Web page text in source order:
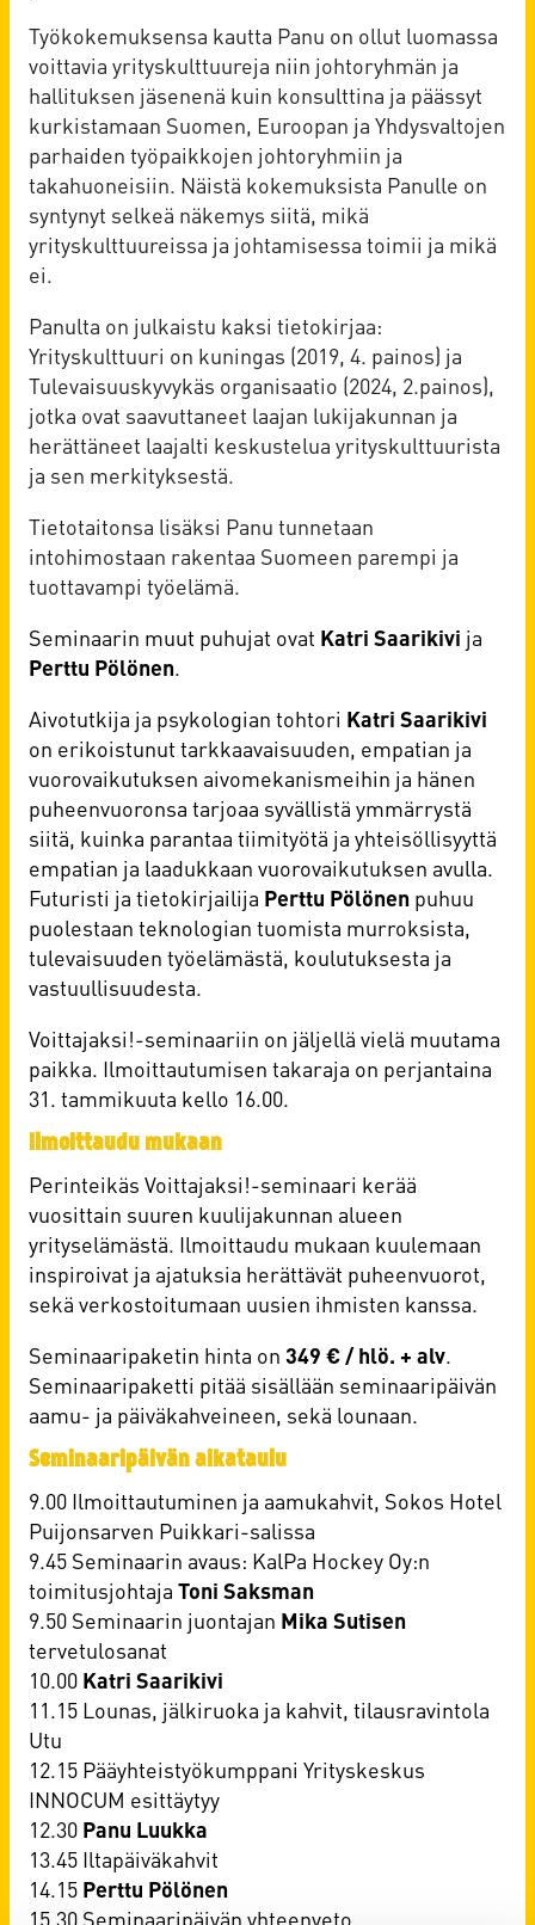
Työkokemuksensa kautta Panu on ollut luomassa
voittavia yrityskulttuureja niin johtoryhmän ja
hallituksen jäsenenä kuin konsulttina ja päässyt
kurkistamaan Suomen, Euroopan ja Yhdysvaltojen
parhaiden työpaikkojen johtoryhmiin ja
takahuoneisiin. Näistä kokemuksista Panulle on
syntynyt selkeä näkemys siitä, mikä
yrityskulttuureissa ja johtamisessa toimii ja mikä
ei.
Panulta on julkaistu kaksi tietokirjaa:
Yrityskulttuuri on kuningas (2019, 4. painos) ja
Tulevaisuuskyvykäs organisaatio (2024, 2.painos),
jotka ovat saavuttaneet laajan lukijakunnan ja
herättäneet laajalti keskustelua yrityskulttuurista
ja sen merkityksestä.
Tietotaitonsa lisäksi Panu tunnetaan
intohimostaan rakentaa Suomeen parempi ja
tuottavampi työelämä.
Seminaarin muut puhujat ovat Katri Saarikivi ja
Perttu Pölönen.
Aivotutkija ja psykologian tohtori Katri Saarikivi
on erikoistunut tarkkaavaisuuden, empatian ja
vuorovaikutuksen aivomekanismeihin ja hänen
puheenvuoronsa tarjoaa syvällistä ymmärrystä
siitä, kuinka parantaa tiimityötä ja yhteisöllisyyttä
empatian ja laadukkaan vuorovaikutuksen avulla.
Futuristi ja tietokirjailija Perttu Pölönen puhuu
puolestaan teknologian tuomista murroksista,
tulevaisuuden työelämästä, koulutuksesta ja
vastuullisuudesta.
Voittajaksi!-seminaariin on jäljellä vielä muutama
paikka. Ilmoittautumisen takaraja on perjantaina
31. tammikuuta kello 16.00.
Ilmoittaudu mukaan
Perinteikäs Voittajaksi!-seminaari kerää
vuosittain suuren kuulijakunnan alueen
yrityselämästä. Ilmoittaudu mukaan kuulemaan
inspiroivat ja ajatuksia herättävät puheenvuorot,
sekä verkostoitumaan uusien ihmisten kanssa.
Seminaaripaketin hinta on 349 € / hlö. + alv.
Seminaaripaketti pitää sisällään seminaaripäivän
aamu- ja päiväkahveineen, sekä lounaan.
Seminaaripäivän aikataulu
9.00 Ilmoittautuminen ja aamukahvit, Sokos Hotel
Puijonsarven Puikkari-salissa
9.45 Seminaarin avaus: KalPa Hockey Oy:n
toimitusjohtaja Toni Saksman
9.50 Seminaarin juontajan Mika Sutisen
tervetulosanat
10.00 Katri Saarikivi
11.15 Lounas, jälkiruoka ja kahvit, tilausravintola
Utu
12.15 Pääyhteistyökumppani Yrityskeskus
INNOCUM esittäytyy
12.30 Panu Luukka
13.45 Iltapäiväkahvit
14.15 Perttu Pölönen
15.30 Seminaaripäivän yhteenveto